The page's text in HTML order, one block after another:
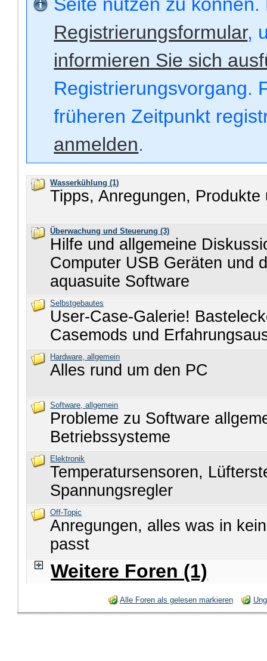
Registrierungsformular,
informieren Sie sich
Registrierungsvorgang.
früheren Zeitpunkt
anmelden.
Wasserkühlung (1)
Tipps, Anregungen, Produkte
Überwachung und Steuerung (3)
Hilfe und allgemeine
Computer USB Geräten und
aquasuite Software
Selbstgebautes
User-Case-Galerie!
Casemods und
Hardware, allgemein
Alles rund um den PC
Software, allgemein
Probleme zu Software
Betriebssysteme
Elektronik
Temperatursensoren,
Spannungsregler
Off-Topic
Anregungen, alles was in
passt
Weitere Foren (1)
Alle Foren als gelesen markieren